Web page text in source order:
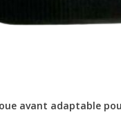
avant adaptable